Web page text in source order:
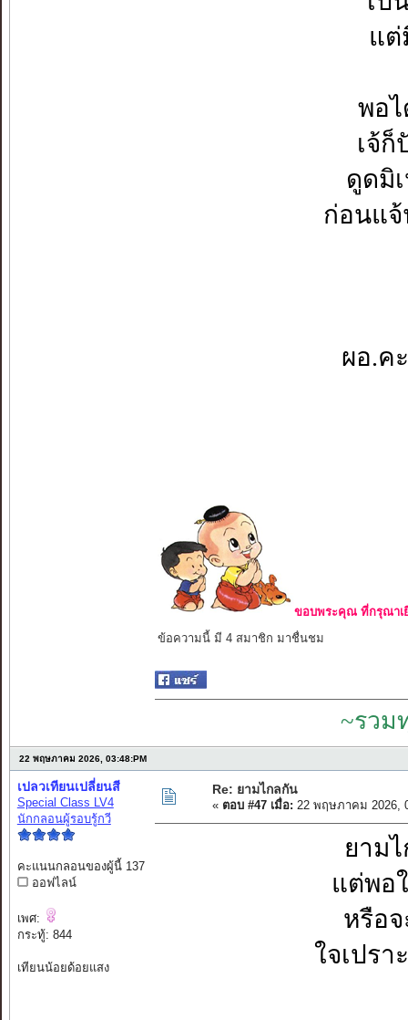
แต่
พอ
เจ้
ดูดมิ
ก่อนแจ้
ผอ.ค
ขอบพระคุณ ที่กรุณาเ
ข้อความนี้ มี 4 สมาชิก มาชื่นชม
~รวม
22 พฤษภาคม 2026, 03:48:PM
เปลวเทียนเปลี่ยนสี
Special Class LV4
นักกลอนผู้รอบรู้กวี
คะแนนกลอนของผู้นี้ 137
ออฟไลน์
เพศ:
กระทู้: 844
เทียนน้อยด้อยแสง
Re: ยามไกลกัน
« ตอบ #47 เมื่อ: 22 พฤษภาคม 2026,
ยาม
แต่พอ
หรือ
ใจเปรา